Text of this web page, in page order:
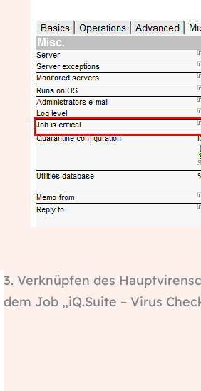
3. Verknüpfen des
dem Job „iQ.Suite – Virus